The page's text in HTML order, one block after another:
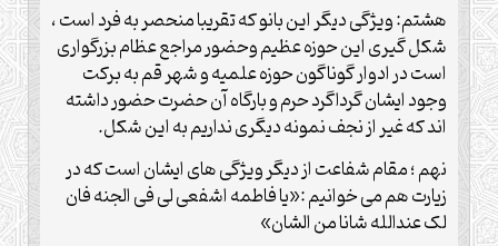
هشتم: ویژگی دیگر این بانو که تقریبا منحصر به فرد است ،
شکل گیری این حوزه عظیم وحضور مراجع عظام بزرگواری
است در ادوار گوناگون حوزه علمیه و شهر قم به برکت
وجود ایشان گرداگرد حرم و بارگاه آن حضرت حضور داشته
اند که غیر از نجف نمونه دیگری نداریم به این شکل.
نهم ؛ مقام شفاعت از دیگر ویژگی های ایشان است که در
زیارت هم می خوانیم :«یا فاطمه اشفعی لی فی الجنه فان
لک عندالله شانا من الشان»